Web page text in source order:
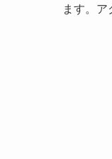
ます。ア